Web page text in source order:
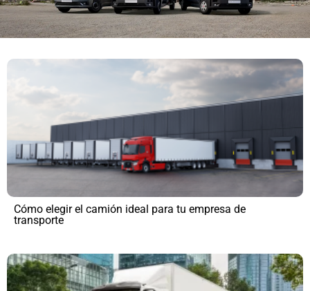
Cómo elegir el camión ideal para tu empresa de
transporte